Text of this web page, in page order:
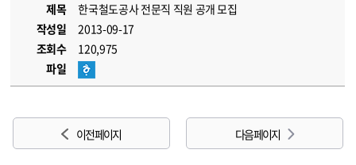
제목
한국철도공사 전문직 직원 공개 모집
작성일
2013-09-17
조회수
120,975
파일
이전 페이지 다음 페이지